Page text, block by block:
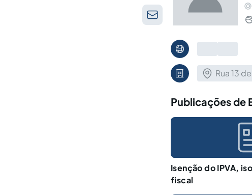
Rua 13
Publicações de
Isenção do IPVA,
fiscal